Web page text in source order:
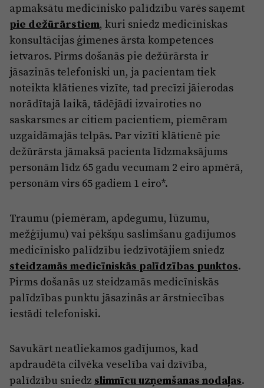
apmaksātu medicīnisko palīdzību varēs saņemt
pie dežūrārstiem, kuri sniedz medicīniskas
konsultācijas ģimenes ārsta kompetences
ietvaros. Pirms došanās pie dežūrārsta ir
jāsazinās telefoniski un, ja pacientam tiek
noteikta klātienes vizīte, tad precīzi jāierodas
norādītajā laikā, tādējādi izvairoties no
saskarsmes ar citiem pacientiem, piemēram
uzgaidāmajās telpās. Par vizīti klātienē pie
dežūrārsta jāmaksā pacienta līdzmaksājums
personām līdz 65 gadu vecumam 2 eiro apmērā,
personām virs 65 gadiem 1 eiro*.
Traumu (piemēram, apdegumu, lūzumu,
mežģījumu) vai pēkšņu saslimšanu gadījumos
medicīnisko palīdzību iedzīvotājiem sniedz
steidzamās medicīniskās palīdzības punktos.
Pirms došanās uz steidzamās medicīniskās
palīdzības punktu jāsazinās ar ārstniecības
iestādi telefoniski.
Savukārt neatliekamos gadījumos, kad
apdraudēta cilvēka veselība vai dzīvība,
palīdzību sniedz slimnīcu uzņemšanas nodaļas.